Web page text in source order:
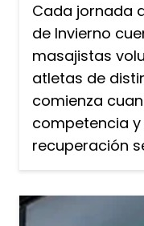
Cada jornada
de Invierno
masajistas
atletas de
comienza
competencia
recuperación